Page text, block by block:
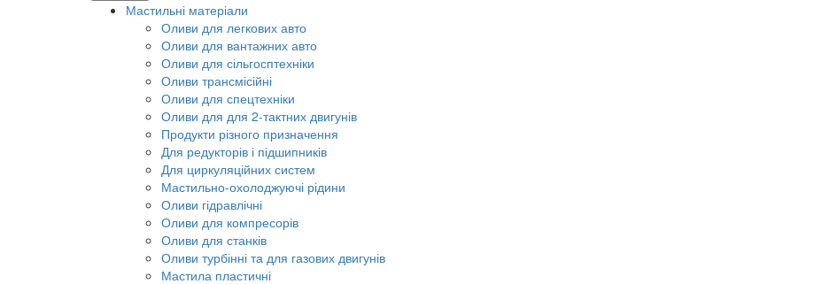
Мастильні матеріали
Оливи для легкових авто
Оливи для вантажних авто
Оливи для сільгосптехніки
Оливи трансмісійні
Оливи для спецтехніки
Оливи для для 2-тактних двигунів
Продукти різного призначення
Для редукторів і підшипників
Для циркуляційних систем
Мастильно-охолоджуючі рідини
Оливи гідравлічні
Оливи для компресорів
Оливи для станків
Оливи турбінні та для газових двигунів
Мастила пластичні